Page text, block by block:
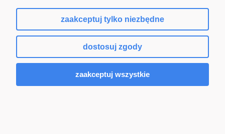
INFORMACJE ZAKUPOWE
MOJE KONTO
zaakceptuj tylko niezbędne
dostosuj zgody
zaakceptuj wszystkie